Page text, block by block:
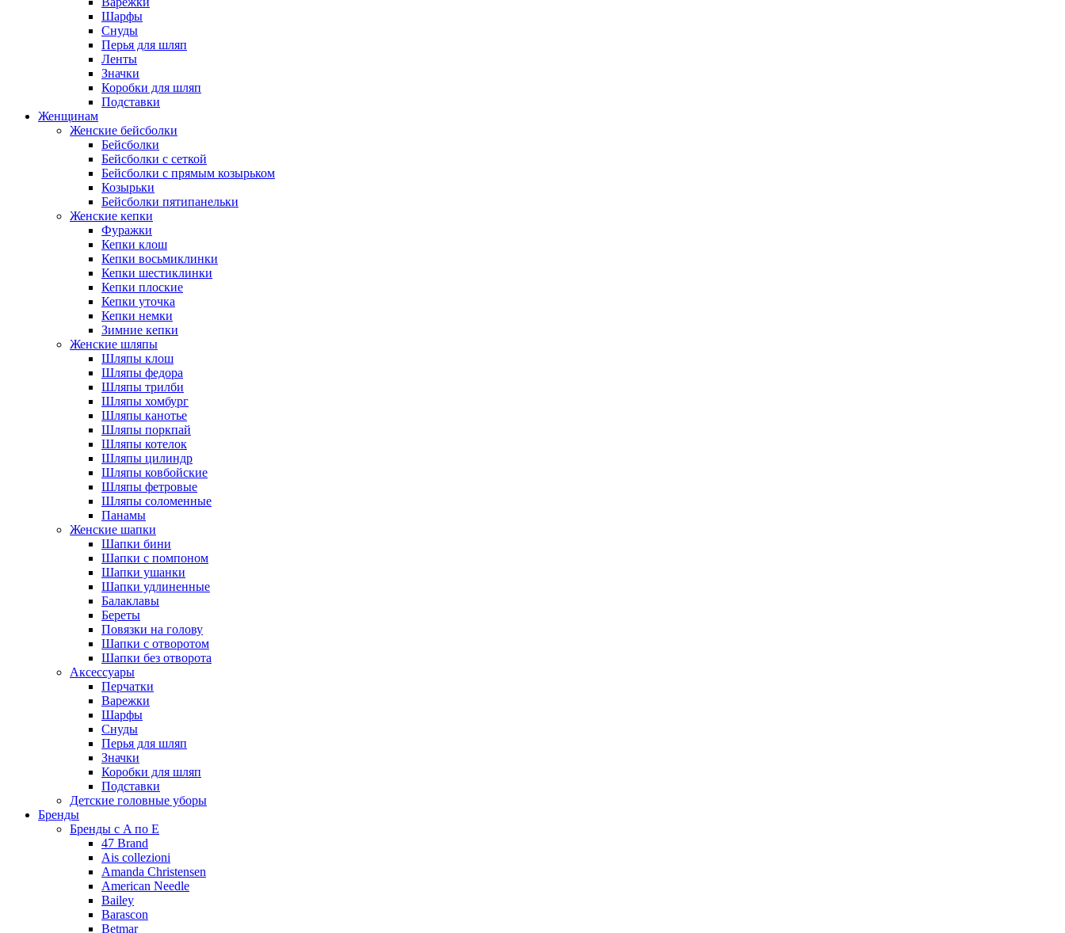
Шарфы
Снуды
Перья для шляп
Ленты
Значки
Коробки для шляп
Подставки
Женщинам
Женские бейсболки
Бейсболки
Бейсболки с сеткой
Бейсболки с прямым козырьком
Козырьки
Бейсболки пятипанельки
Женские кепки
Фуражки
Кепки клош
Кепки восьмиклинки
Кепки шестиклинки
Кепки плоские
Кепки уточка
Кепки немки
Зимние кепки
Женские шляпы
Шляпы клош
Шляпы федора
Шляпы трилби
Шляпы хомбург
Шляпы канотье
Шляпы поркпай
Шляпы котелок
Шляпы цилиндр
Шляпы ковбойские
Шляпы фетровые
Шляпы соломенные
Панамы
Женские шапки
Шапки бини
Шапки с помпоном
Шапки ушанки
Шапки удлиненные
Балаклавы
Береты
Повязки на голову
Шапки с отворотом
Шапки без отворота
Аксессуары
Перчатки
Варежки
Шарфы
Снуды
Перья для шляп
Значки
Коробки для шляп
Подставки
Детские головные уборы
Бренды
Бренды с A по E
47 Brand
Ais collezioni
Amanda Christensen
American Needle
Bailey
Barascon
Betmar